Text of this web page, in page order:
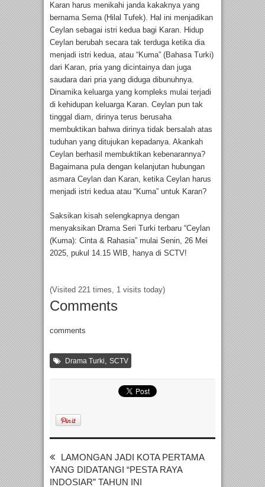
Karan harus menikahi janda kakaknya yang
bernama Sema (Hilal Tufek). Hal ini menjadikan
Ceylan sebagai istri kedua bagi Karan. Hidup
Ceylan berubah secara tak terduga ketika dia
menjadi istri kedua, atau “Kuma” (Bahasa Turki)
dari Karan, pria yang dicintainya dan juga
saudara dari pria yang diduga dibunuhnya.
Dinamika keluarga yang kompleks mulai terjadi
di kehidupan keluarga Karan. Ceylan pun tak
tinggal diam, dirinya terus berusaha
membuktikan bahwa dirinya tidak bersalah atas
tuduhan yang ditujukan kepadanya. Akankah
Ceylan berhasil membuktikan kebenarannya?
Bagaimana pula dengan kelanjutan hubungan
asmara Ceylan dan Karan, ketika Ceylan harus
menjadi istri kedua atau “Kuma” untuk Karan?
Saksikan kisah selengkapnya dengan
menyaksikan Drama Seri Turki terbaru “Ceylan
(Kuma): Cinta & Rahasia” mulai Senin, 26 Mei
2025, pukul 14.15 WIB, hanya di SCTV!
(Visited 221 times, 1 visits today)
Comments
comments
Drama Turki, SCTV
LAMONGAN JADI KOTA PERTAMA
YANG DIDATANGI “PESTA RAYA
INDOSIAR” TAHUN INI